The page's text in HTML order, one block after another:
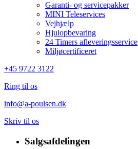
Garanti- og servicepakker
MINI Teleservices
Vejhjælp
Hjulopbevaring
24 Timers afleveringsservice
Miljøcertificeret
+45 9722 3122
Ring til os
info@a-poulsen.dk
Skriv til os
Salgsafdelingen